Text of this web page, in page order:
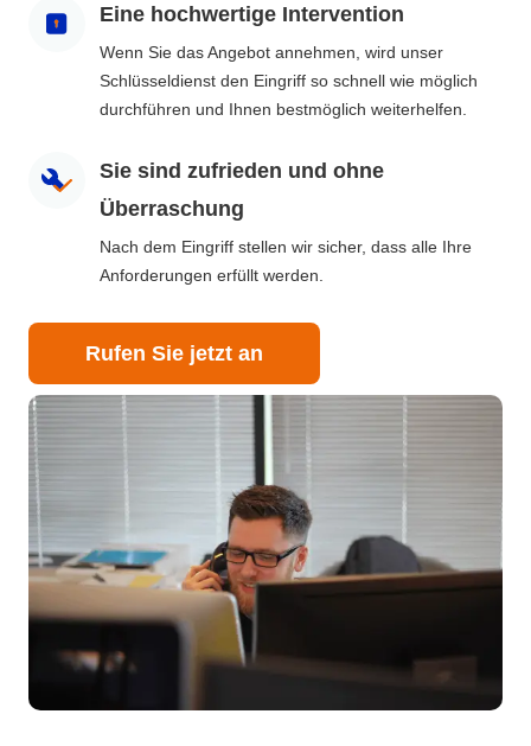
Eine hochwertige Intervention
Wenn Sie das Angebot annehmen, wird unser
Schlüsseldienst den Eingriff so schnell wie möglich
durchführen und Ihnen bestmöglich weiterhelfen.
Sie sind zufrieden und ohne
Überraschung
Nach dem Eingriff stellen wir sicher, dass alle Ihre
Anforderungen erfüllt werden.
Rufen Sie jetzt an